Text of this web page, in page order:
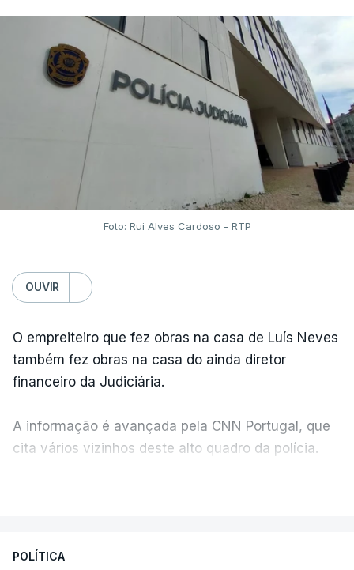
Foto: Rui Alves Cardoso - RTP
OUVIR
O empreiteiro que fez obras na casa de Luís Neves
também fez obras na casa do ainda diretor
financeiro da Judiciária.
A informação é avançada pela CNN Portugal, que
cita vários vizinhos deste alto quadro da polícia.
apreendido numa operação de droga.
POLÍTICA